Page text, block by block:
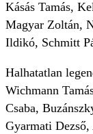
Kásás Tamás,
Magyar Zoltán,
Ildikó, Schmitt
Halhatatlan
Wichmann
Csaba,
Gyarmati